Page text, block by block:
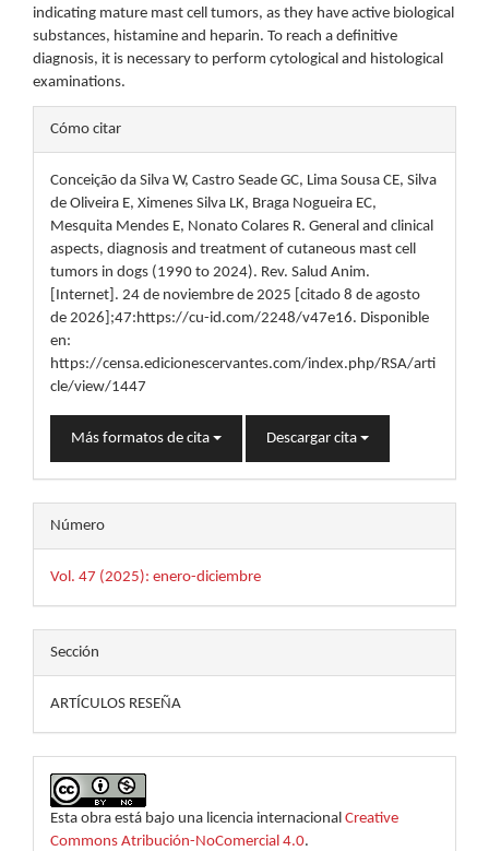
indicating mature mast cell tumors, as they have active biological
substances, histamine and heparin. To reach a definitive
diagnosis, it is necessary to perform cytological and histological
examinations.
Detalles
del
artículo
Cómo citar
Conceição da Silva W, Castro Seade GC, Lima Sousa CE, Silva
de Oliveira E, Ximenes Silva LK, Braga Nogueira EC,
Mesquita Mendes E, Nonato Colares R. General and clinical
aspects, diagnosis and treatment of cutaneous mast cell
tumors in dogs (1990 to 2024). Rev. Salud Anim.
[Internet]. 24 de noviembre de 2025 [citado 8 de agosto
de 2026];47:https://cu-id.com/2248/v47e16. Disponible
en:
https://censa.edicionescervantes.com/index.php/RSA/arti
cle/view/1447
Más formatos de cita Descargar cita
Número
Vol. 47 (2025): enero-diciembre
Sección
ARTÍCULOS RESEÑA
Esta obra está bajo una licencia internacional Creative
Commons Atribución-NoComercial 4.0.